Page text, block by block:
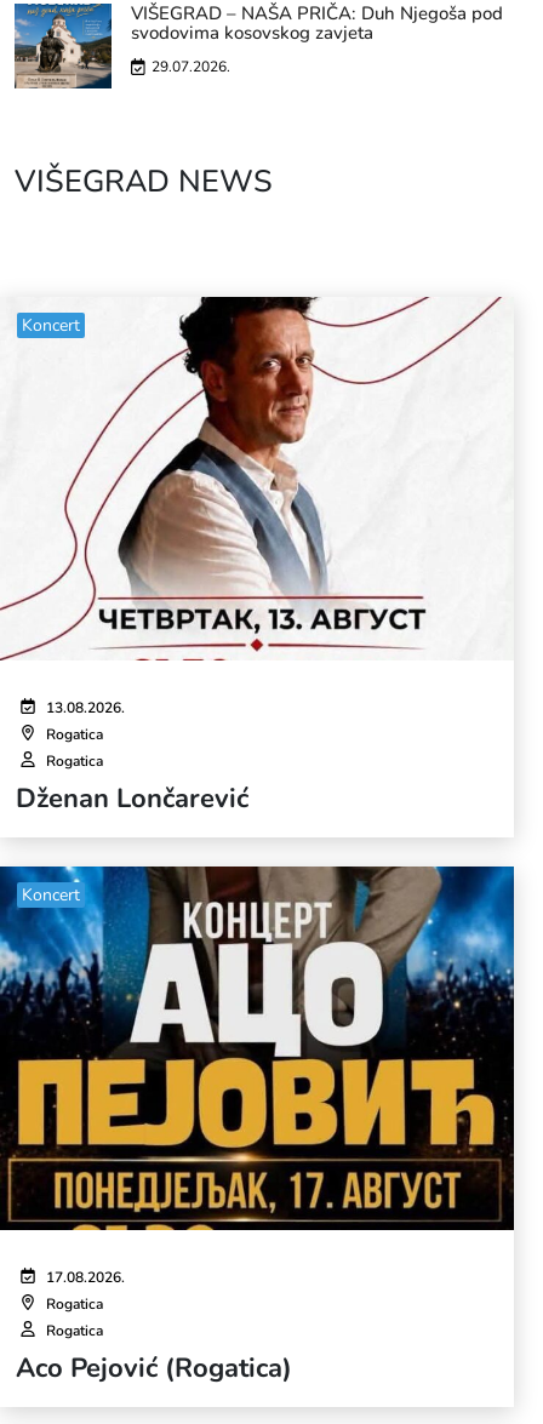
VIŠEGRAD – NAŠA PRIČA: Duh Njegoša pod
svodovima kosovskog zavjeta
29.07.2026.
VIŠEGRAD NEWS
Koncert
13.08.2026.
Rogatica
Rogatica
Dženan Lončarević
Koncert
17.08.2026.
Rogatica
Rogatica
Aco Pejović (Rogatica)